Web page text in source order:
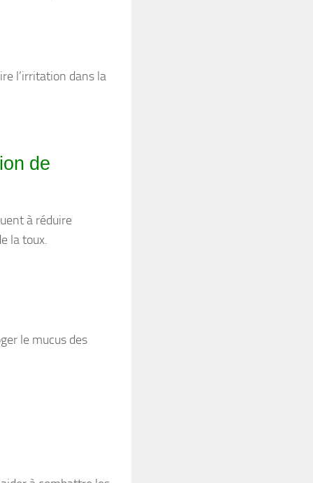
l’irritation dans la
de
à réduire
la toux.
le mucus des